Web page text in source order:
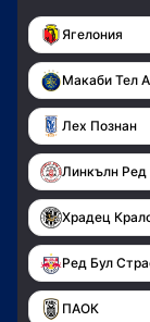
Ягелония
Макаби Тел
Лех Познан
Линкълн Ред
Храдец
Ред Бул
ПАОК